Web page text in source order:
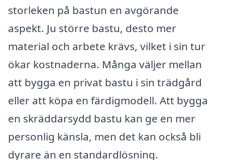
storleken på bastun en avgörande
aspekt. Ju större bastu, desto mer
material och arbete krävs, vilket i sin tur
ökar kostnaderna. Många väljer mellan
att bygga en privat bastu i sin trädgård
eller att köpa en färdigmodell. Att bygga
en skräddarsydd bastu kan ge en mer
personlig känsla, men det kan också bli
dyrare än en standardlösning.